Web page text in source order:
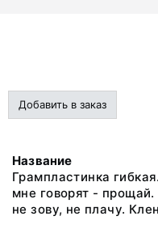
Добавить в заказ
Название
Грампластинка
мне говорят -
не зову, не плачу.